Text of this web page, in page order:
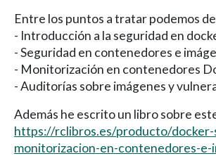
Entre los puntos a tratar podemos
- Introducción a la seguridad en
- Seguridad en contenedores e
- Monitorización en contenedores
- Auditorías sobre imágenes y
Además he escrito un libro sobre
https://rclibros.es/producto/docker-
monitorizacion-en-contenedores-e-